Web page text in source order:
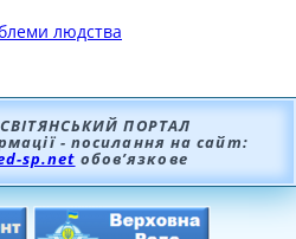
людства
ПОРТАЛ
- посилання на сайт:
sp.net обов’язкове